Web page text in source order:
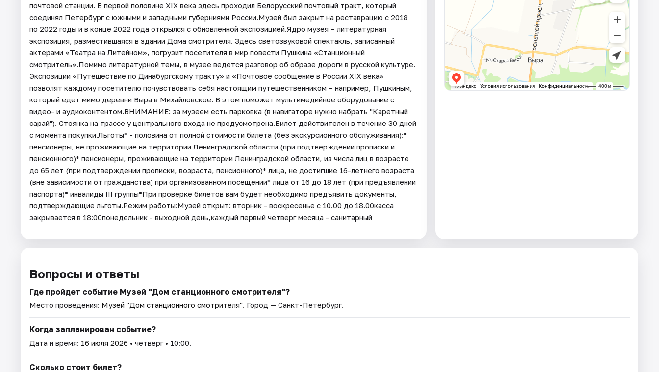
почтовой станции. В первой половине XIX века здесь проходил Белорусский почтовый тракт, который
соединял Петербург с южными и западными губерниями России.Музей был закрыт на реставрацию с 2018
по 2022 годы и в конце 2022 года открылся с обновленной экспозицией.Ядро музея – литературная
экспозиция, разместившаяся в здании Дома смотрителя. Здесь светозвуковой спектакль, записанный
актерами «Театра на Литейном», погрузит посетителя в мир повести Пушкина «Станционный
смотритель».Помимо литературной темы, в музее ведется разговор об образе дороги в русской культуре.
Экспозиции «Путешествие по Динабургскому тракту» и «Почтовое сообщение в России XIX века»
позволят каждому посетителю почувствовать себя настоящим путешественником – например, Пушкиным,
который едет мимо деревни Выра в Михайловское. В этом поможет мультимедийное оборудование с
видео- и аудиоконтентом.ВНИМАНИЕ: за музеем есть парковка (в навигаторе нужно набрать "Каретный
сарай"). Стоянка на трассе у центрального входа не предусмотрена.Билет действителен в течение 30 дней
с момента покупки.Льготы* - половина от полной стоимости билета (без экскурсионного обслуживания):*
пенсионеры, не проживающие на территории Ленинградской области (при подтверждении прописки и
пенсионного)* пенсионеры, проживающие на территории Ленинградской области, из числа лиц в возрасте
до 65 лет (при подтверждении прописки, возраста, пенсионного)* лица, не достигшие 16-летнего возраста
(вне зависимости от гражданства) при организованном посещении* лица от 16 до 18 лет (при предъявлении
паспорта)* инвалиды III группы*При проверке билетов вам будет необходимо предъявить документы,
подтверждающие льготы.Режим работы:Музей открыт: вторник - воскресенье с 10.00 до 18.00касса
закрывается в 18:00понедельник - выходной день,каждый первый четверг месяца - санитарный
Вопросы и ответы
Где пройдет событие Музей "Дом станционного смотрителя"?
Место проведения: Музей "Дом станционного смотрителя". Город — Санкт-Петербург.
Когда запланирован событие?
Дата и время: 16 июля 2026 • четверг • 10:00.
Сколько стоит билет?